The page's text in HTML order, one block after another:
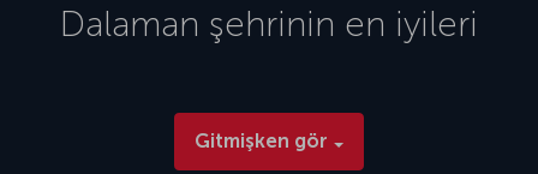
Fethiye’ye 45 km ve Marmaris’e 95 km ortalama uzaklıkta. Ünlü Türk
Rivierası'nda bulunan havalimanı, turistik yerlere yakınlığı nedeniyle
toplam 17 buçuk milyon yolcu kapasitesine sahip. Ek olarak Terminal
1 ve Terminal 2 otoparkı olmak üzere toplam 72.972 metrekare alana
sahip havalimanı otoparkı da 7 gün 24 saat hizmet veriyor.
Dalaman şehrinin en iyileri
Gitmişken gör